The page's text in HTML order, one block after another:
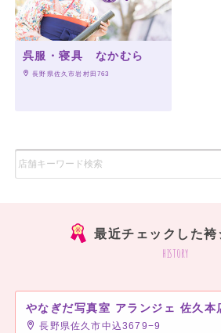
呉服・寝具 なかむら
長野県佐久市岩村田763
最近チェックした袴
history
やなぎだ写真室 アランジェ 佐久本
長野県佐久市中込3679−9